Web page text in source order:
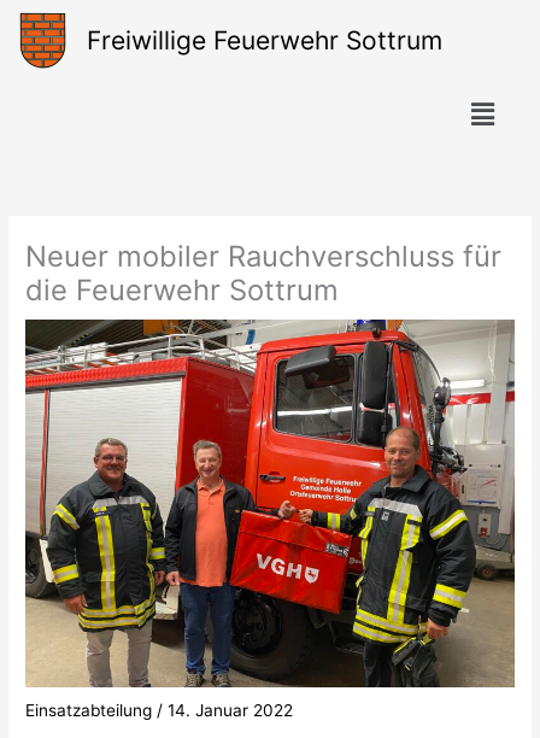
Zum
Inhalt
springen
Freiwillige Feuerwehr Sottrum
Menü
Neuer mobiler Rauchverschluss für
die Feuerwehr Sottrum
Einsatzabteilung /14. Januar 2022